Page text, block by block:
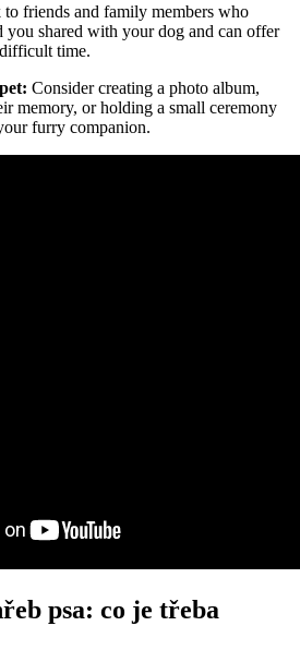
to friends and family members who
you shared with your dog and can offer
time.
Consider creating a photo album,
memory, or holding a small ceremony
furry companion.
psa: co je třeba